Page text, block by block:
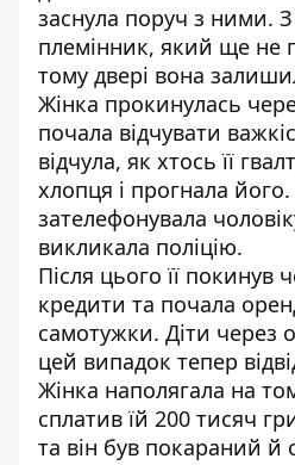
заснула поруч з ними.
племінник, який ще не
тому двері вона
Жінка прокинулась
почала відчувати
відчула, як хтось її
хлопця і прогнала
зателефонувала
викликала поліцію.
Після цього її покинув
кредити та почала
самотужки. Діти через
цей випадок тепер
Жінка наполягала на
сплатив їй 200 тисяч
та він був покараний й